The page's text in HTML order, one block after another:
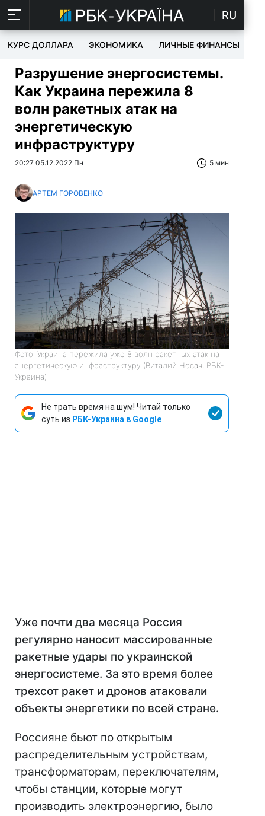
RU
КУРС ДОЛЛАРА ЭКОНОМИКА ЛИЧНЫЕ ФИНАНСЫ
Разрушение энергосистемы.
Как Украина пережила 8
волн ракетных атак на
энергетическую
инфраструктуру
20:27 05.12.2022 Пн 5 мин
АРТЕМ ГОРОВЕНКО
Фото: Украина пережила уже 8 волн ракетных атак на
энергетическую инфраструктуру (Виталий Носач, РБК-
Украина)
Не трать время на шум! Читай только
суть из РБК-Украина в Google
Уже почти два месяца Россия
регулярно наносит массированные
ракетные удары по украинской
энергосистеме. За это время более
трехсот ракет и дронов атаковали
объекты энергетики по всей стране.
Россияне бьют по открытым
распределительным устройствам,
трансформаторам, переключателям,
чтобы станции, которые могут
производить электроэнергию, было